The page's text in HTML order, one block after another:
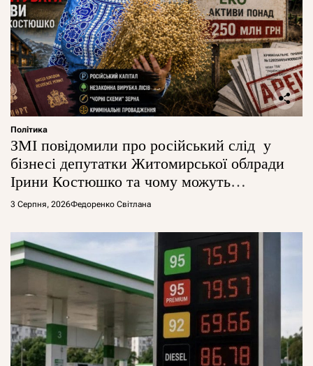
Політика
ЗМІ повідомили про російський слід у
бізнесі депутатки Житомирської облради
Ірини Костюшко та чому можуть
арештувати її активи
3 Серпня, 2026Федоренко Світлана